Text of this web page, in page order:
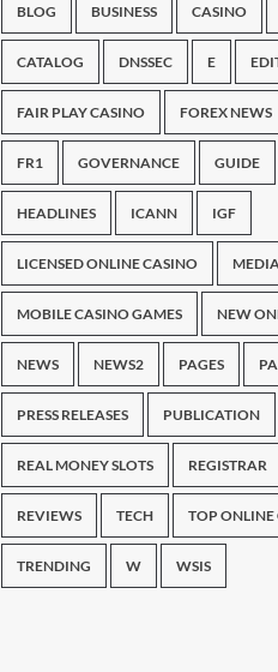
BLOG BUSINESS CASINO
CATALOG DNSSEC E
FAIR PLAY CASINO FOREX NEWS
FR1 GOVERNANCE GUIDE
HEADLINES ICANN IGF
LICENSED ONLINE CASINO MEDIA
MOBILE CASINO GAMES NEW
NEWS NEWS2 PAGES
PRESS RELEASES PUBLICATION
REAL MONEY SLOTS REGISTRAR
REVIEWS TECH TOP ONLINE
TRENDING W WSIS